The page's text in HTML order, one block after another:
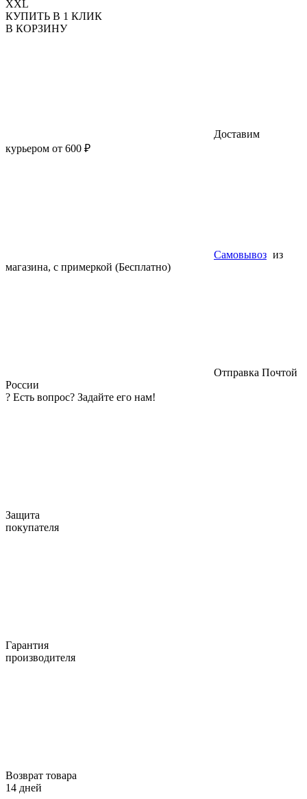
XXL
КУПИТЬ В 1 КЛИК
В КОРЗИНУ
Доставим
курьером от 600 ₽
Самовывоз из
магазина, с примеркой (Бесплатно)
Отправка Почтой
России
? Есть вопрос? Задайте его нам!
Защита
покупателя
Гарантия
производителя
Возврат товара
14 дней